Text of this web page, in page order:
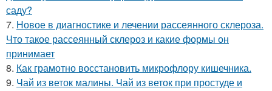
саду?
7. Новое в диагностике и лечении рассеянного склероза.
Что такое рассеянный склероз и какие формы он
принимает
8. Как грамотно восстановить микрофлору кишечника.
9. Чай из веток малины. Чай из веток при простуде и